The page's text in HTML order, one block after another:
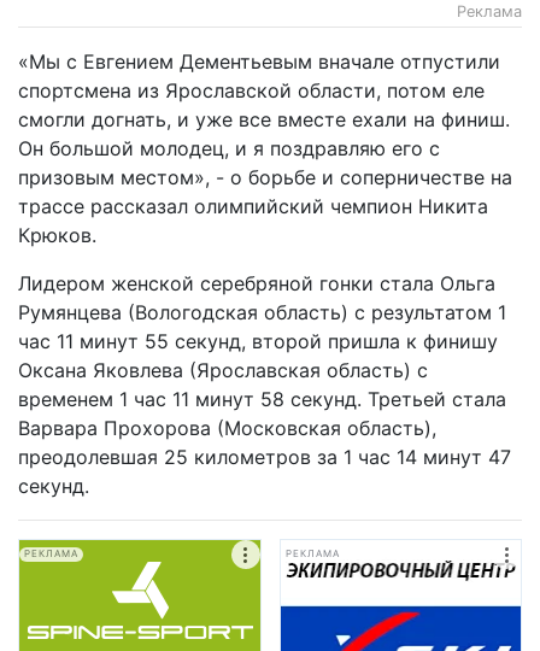
Реклама
«Мы с Евгением Дементьевым вначале отпустили
спортсмена из Ярославской области, потом еле
смогли догнать, и уже все вместе ехали на финиш.
Он большой молодец, и я поздравляю его с
призовым местом», - о борьбе и соперничестве на
трассе рассказал олимпийский чемпион Никита
Крюков.
Лидером женской серебряной гонки стала Ольга
Румянцева (Вологодская область) с результатом 1
час 11 минут 55 секунд, второй пришла к финишу
Оксана Яковлева (Ярославская область) с
временем 1 час 11 минут 58 секунд. Третьей стала
Варвара Прохорова (Московская область),
преодолевшая 25 километров за 1 час 14 минут 47
секунд.
РЕКЛАМА РЕКЛАМА